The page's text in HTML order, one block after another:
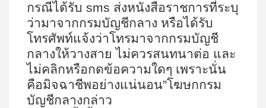
กรณีได้รับ sms ส่งหนังสือราชการที่ระบุ
ว่ามาจากกรมบัญชีกลาง หรือได้รับ
โทรศัพท์แจ้งว่าโทรมาจากกรมบัญชี
กลางให้วางสาย ไม่ควรสนทนาต่อ และ
ไม่คลิกหรือกดข้อความใดๆ เพราะนั่น
คือมิจฉาชีพอย่างแน่นอน”โฆษกกรม
บัญชีกลางกล่าว